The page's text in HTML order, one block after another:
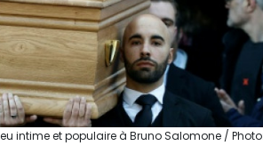
intime et populaire à Bruno Salomone /